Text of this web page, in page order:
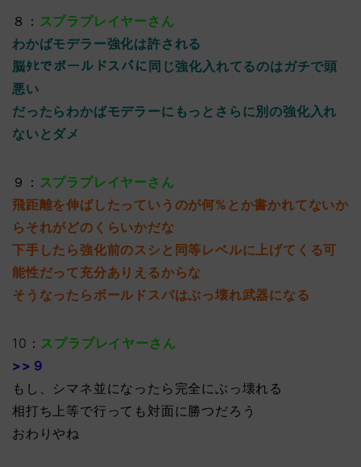
８： スプラプレイヤーさん
わかばモデラー強化は許される
脳ﾀﾋでボールドスパに同じ強化入れてるのはガチで頭
悪い
だったらわかばモデラーにもっとさらに別の強化入れ
ないとダメ
９： スプラプレイヤーさん
飛距離を伸ばしたっていうのが何%とか書かれてないか
らそれがどのくらいかだな
下手したら強化前のスシと同等レベルに上げてくる可
能性だって充分ありえるからな
そうなったらボールドスパはぶっ壊れ武器になる
10： スプラプレイヤーさん
>>９
もし、シマネ並になったら完全にぶっ壊れる
相打ち上等で行っても対面に勝つだろう
おわりやね